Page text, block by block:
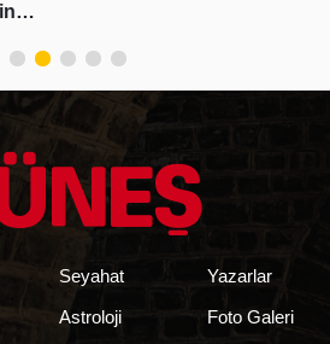
Seyahat
Astroloji
Yazarlar
Foto Galeri